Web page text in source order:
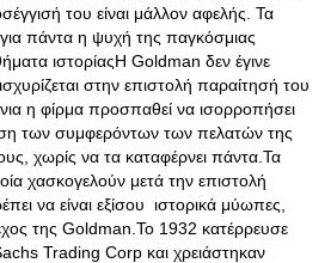
του είναι μάλλον αφελής. Τα
για πάντα η ψυχή της παγκόσμιας
ιστορίαςΗ Goldman δεν έγινε
στην επιστολή παραίτησή του
η φίρμα προσπαθεί να ισορροπήσει
των συμφερόντων των πελατών της
χωρίς να τα καταφέρνει πάντα.Τα
χασκογελούν μετά την επιστολή
να είναι εξίσου ιστορικά μύωπες,
της Goldman.Το 1932 κατέρρευσε
Trading Corp και χρειάστηκαν